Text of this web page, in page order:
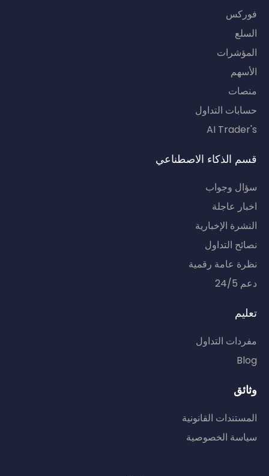
فوركس
السلع
المؤشرات
الأسهم
منصات
حسابات التداول
AI Trader's
قسم الذكاء الاصطناعي
سؤال وجواب
اخبار عاجلة
النشرة الإخبارية
نصائح التداول
نظرة عامة رقمية
دعم 24/5
تعليم
مفردات التداول
Blog
وثائق
المستندات القانونية
سياسة الخصوصية